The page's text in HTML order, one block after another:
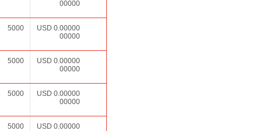
00000
5000 USD 0.00000
00000
5000 USD 0.00000
00000
5000 USD 0.00000
00000
5000 USD 0.00000